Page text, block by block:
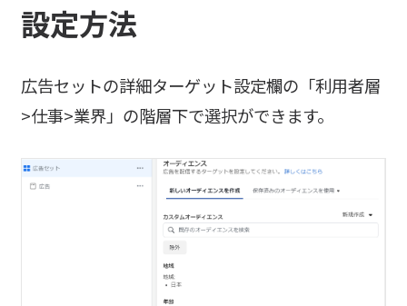
設定方法
広告セットの詳細ターゲット設定欄の「利用者層
>仕事>業界」の階層下で選択ができます。